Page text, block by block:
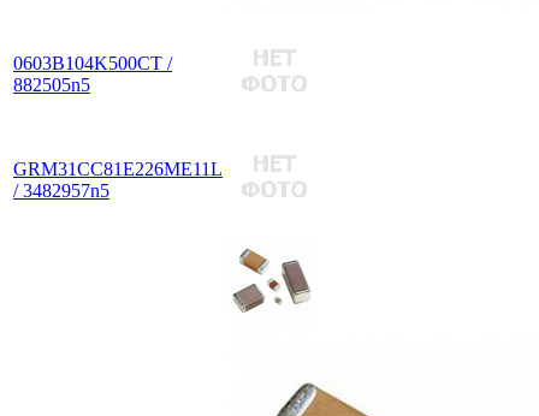
0603B104K500CT /
882505n5
GRM31CC81E226ME11L
/ 3482957n5